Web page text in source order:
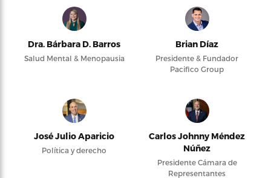
Dra. Bárbara D. Barros
Salud Mental & Menopausia
Brian Díaz
Presidente & Fundador
Pacifico Group
José Julio Aparicio
Política y derecho
Carlos Johnny Méndez
Núñez
Presidente Cámara de
Representantes